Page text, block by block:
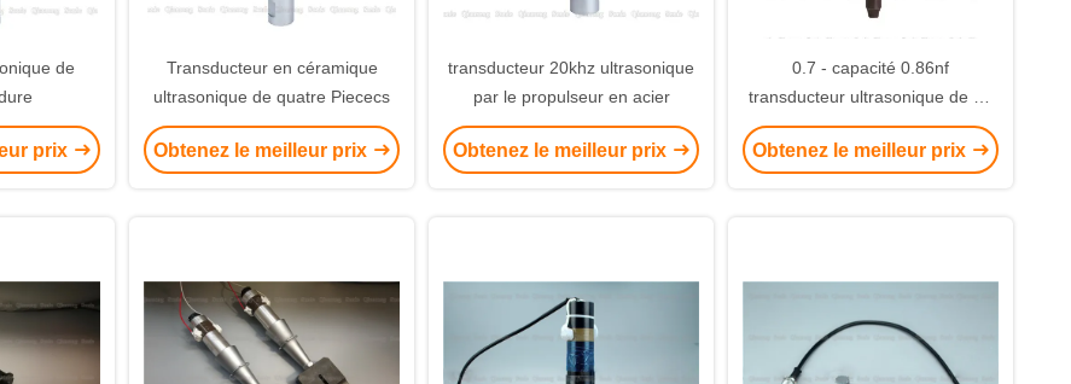
de
prix
Transducteur en céramique
ultrasonique de quatre Piececs
Obtenez le meilleur prix
transducteur 20khz ultrasonique
par le propulseur en acier
Obtenez le meilleur prix
0.7 - capacité 0.86nf
transducteur ultrasonique de 60
kilohertz avec le klaxon de
soudure pour l'encastrement de
Obtenez le meilleur prix